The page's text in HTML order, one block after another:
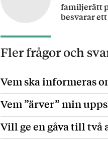
familjerätt
besvarar
Fler frågor och
Vem ska informeras
Vem ”ärver” min
Vill ge en gåva till två